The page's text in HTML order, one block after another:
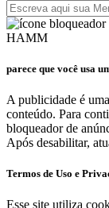
HAMM
parece que você usa
A publicidade é
conteúdo. Para
bloqueador de
Após desabilitar,
Termos de Uso e
Esse site utiliza